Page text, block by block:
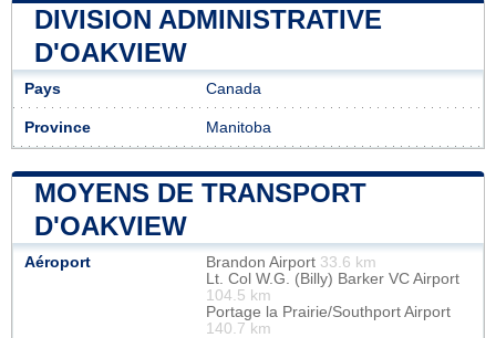
DIVISION ADMINISTRATIVE
D'OAKVIEW
Pays Canada
Province Manitoba
MOYENS DE TRANSPORT
D'OAKVIEW
Aéroport Brandon Airport 33.6 km
Lt. Col W.G. (Billy) Barker VC Airport
104.5 km
Portage la Prairie/Southport Airport
140.7 km